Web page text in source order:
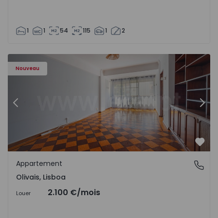
1 1 54 115 1 2
Nouveau
Appartement T5 Lisboa, Olivais - 1575717 - 6
Précédent
Olivais, Lisboa
Appartement
Olivais, Lisboa
Louer 2.100 €/mois